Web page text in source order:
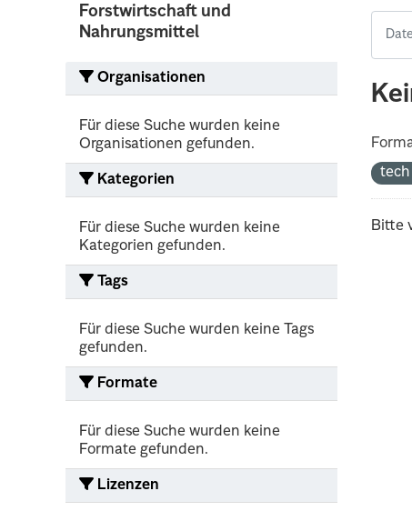
Forstwirtschaft und
Nahrungsmittel
Organisationen
Für diese Suche wurden keine
Organisationen gefunden.
Kategorien
Für diese Suche wurden keine
Kategorien gefunden.
Tags
Für diese Suche wurden keine Tags
gefunden.
Formate
Für diese Suche wurden keine
Formate gefunden.
Lizenzen
Bitte